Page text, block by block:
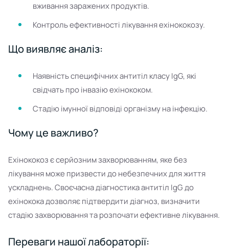
вживання заражених продуктів.
Контроль ефективності лікування ехінококозу.
Що виявляє аналіз:
Наявність специфічних антитіл класу IgG, які
свідчать про інвазію ехінококом.
Стадію імунної відповіді організму на інфекцію.
Чому це важливо?
Ехінококоз є серйозним захворюванням, яке без
лікування може призвести до небезпечних для життя
ускладнень. Своєчасна діагностика антитіл IgG до
ехінокока дозволяє підтвердити діагноз, визначити
стадію захворювання та розпочати ефективне лікування.
Переваги нашої лабораторії: